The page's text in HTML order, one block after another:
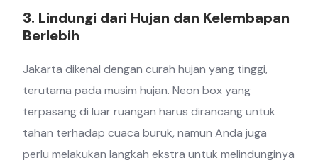
3. Lindungi dari Hujan dan Kelembapan
Berlebih
Jakarta dikenal dengan curah hujan yang tinggi,
terutama pada musim hujan. Neon box yang
terpasang di luar ruangan harus dirancang untuk
tahan terhadap cuaca buruk, namun Anda juga
perlu melakukan langkah ekstra untuk melindunginya